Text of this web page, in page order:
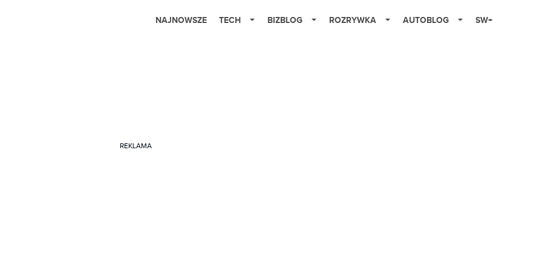
NAJNOWSZE TECH BIZBLOG ROZRYWKA AUTOBLOG SW+
REKLAMA